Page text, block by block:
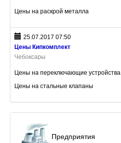
Цены на раскрой металла
25.07.2017 07:50
Цены Кипкомплект
Чебоксары
Цены на переключающие устройства
Цены на стальные клапаны
Предприятия